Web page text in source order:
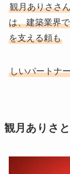
観月ありささ
は、建築業界
を支える頼も
しいパートナ
観月ありさ